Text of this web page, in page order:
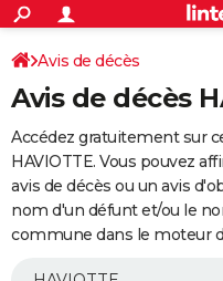
ACTUALITÉS
Politique
Société
Faits Divers
Education
Monde
Villes
+
SPORT
Coupe du monde 2026
Football
Tennis
Cyclisme
Rugby
Forum
Programme TV
TNT
Streaming
Cinéma
Sorties cinéma
Musique
+
FINANCE
Retraite
Epargne
Immobilier
Risques naturels par ville
Banque
Assurance
AUTO
Essais
Réserver un essai
Citadines
Berlines
SUV
Forum auto
+
Avis de décès
Avis de décès
Accédez gratuitement sur
HAVIOTTE. Vous pouvez
avis de décès ou un avis
nom d'un défunt et/ou le
commune dans le moteur